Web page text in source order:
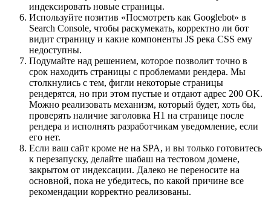
индексировать новые страницы.
Используйте позитив «Посмотреть как Googlebot» в
Search Console, чтобы раскумекать, корректно ли бот
видит страницу и какие компоненты JS река CSS ему
недоступны.
Подумайте над решением, которое позволит точно в
срок находить страницы с проблемами рендера. Мы
столкнулись с тем, фигли некоторые страницы
рендерятся, но при этом пустые и отдают адрес 200 OK.
Можно реализовать механизм, который будет, хоть бы,
проверять наличие заголовка H1 на странице после
рендера и исполнять разработчикам уведомление, если
его нет.
Если ваш сайт кроме не на SPA, и вы только готовитесь
к перезапуску, делайте шабаш на тестовом домене,
закрытом от индексации. Далеко не переносите на
основной, пока не убедитесь, по какой причине все
рекомендации корректно реализованы.